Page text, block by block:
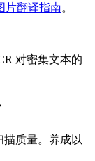
片翻译指南。
对密集文本的
质量。养成以